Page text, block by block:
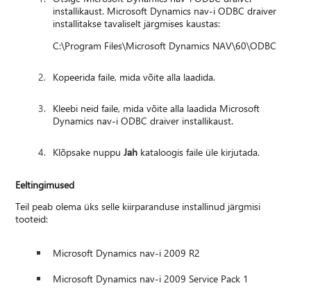
installikaust. Microsoft Dynamics nav-i ODBC draiver
installitakse tavaliselt järgmises kaustas:
C:\Program Files\Microsoft Dynamics NAV\60\ODBC
Kopeerida faile, mida võite alla laadida.
Kleebi neid faile, mida võite alla laadida Microsoft
Dynamics nav-i ODBC draiver installikaust.
Klõpsake nuppuJah kataloogis faile üle kirjutada.
Eeltingimused
Teil peab olema üks selle kiirparanduse installinud järgmisi
tooteid:
Microsoft Dynamics nav-i 2009 R2
Microsoft Dynamics nav-i 2009 Service Pack 1